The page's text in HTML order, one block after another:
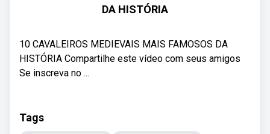
DA HISTÓRIA
10 CAVALEIROS MEDIEVAIS MAIS FAMOSOS DA
HISTÓRIA Compartilhe este vídeo com seus amigos
Se inscreva no ...
Tags